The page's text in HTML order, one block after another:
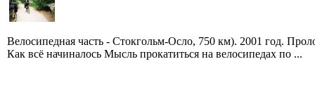
Велосипедная часть - Стокгольм-Осло, 750 км). 2001 год.
Как всё начиналось Мысль прокатиться на велосипедах по ...